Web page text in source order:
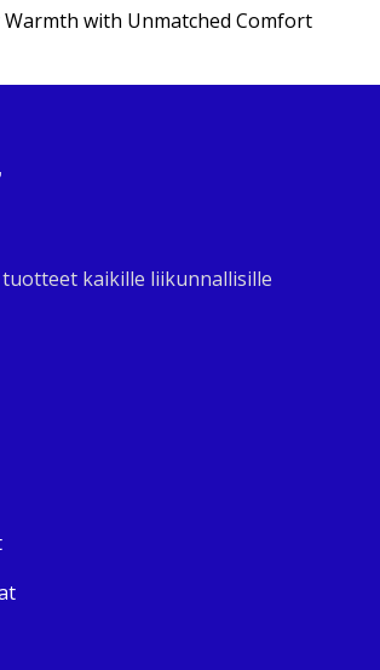
with Unmatched Comfort
kaikille liikunnallisille